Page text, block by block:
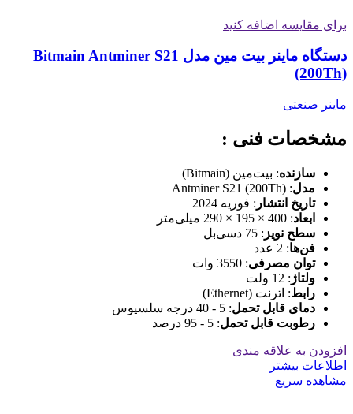
برای مقایسه اضافه کنید
دستگاه ماینر بیت مین مدل Bitmain Antminer S21
(200Th)
ماینر صنعتی
مشخصات فنی :
سازنده: بیت‌مین (Bitmain)
مدل: Antminer S21 (200Th)
تاریخ انتشار : فوریه 2024
ابعاد: 400 × 195 × 290 میلی‌متر
سطح نویز : 75 دسی‌بل
فن‌ها: 2 عدد
توان مصرفی: 3550 وات
ولتاژ : 12 ولت
رابط: اترنت (Ethernet)
دمای قابل تحمل: 5 - 40 درجه سلسیوس
رطوبت قابل تحمل: 5 - 95 درصد
افزودن به علاقه مندی
اطلاعات بیشتر
مشاهده سریع